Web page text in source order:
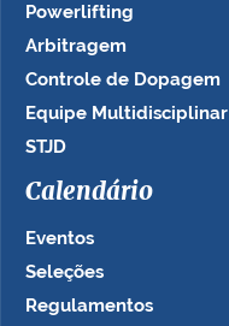
Powerlifting
Arbitragem
Controle de Dopagem
Equipe Multidisciplinar
STJD
Calendário
Eventos
Seleções
Regulamentos